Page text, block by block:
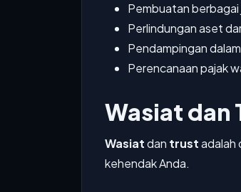
Pembuatan
Perlindungan aset
Pendampingan
Perencanaan pajak
Wasiat dan
Wasiatdan trustadalah
kehendak Anda.